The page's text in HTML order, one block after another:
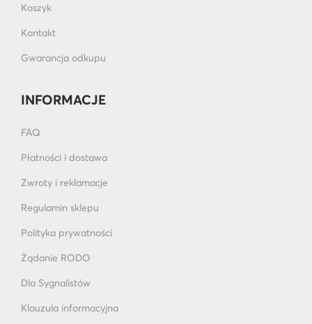
Koszyk
Kontakt
Gwarancja odkupu
INFORMACJE
FAQ
Płatności i dostawa
Zwroty i reklamacje
Regulamin sklepu
Polityka prywatności
Żądanie RODO
Dla Sygnalistów
Klauzula informacyjna